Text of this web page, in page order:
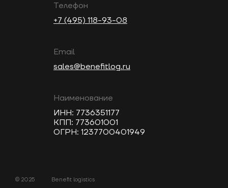
Телефон
+7 (495) 118-93-08
Email
sales@benefitlog.ru
Наименование
ИНН: 7736351177
КПП: 773601001
ОГРН: 1237700401949
© 2025 Benefit logistics